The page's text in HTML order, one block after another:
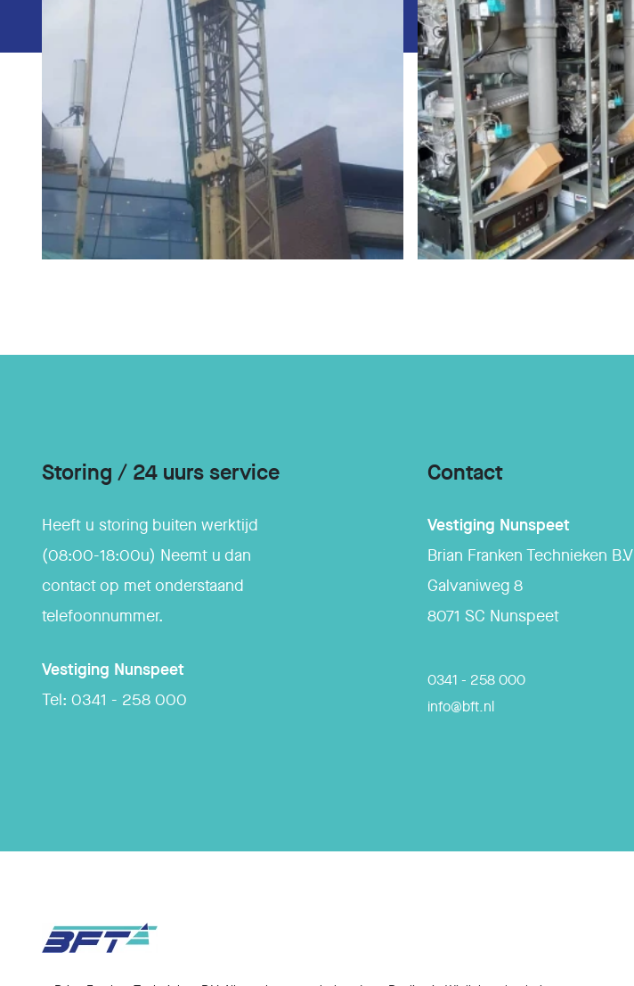
Storing / 24 uurs service
Heeft u storing buiten werktijd
(08:00-18:00u) Neemt u dan
contact op met onderstaand
telefoonnummer.
Vestiging Nunspeet
Tel: 0341 - 258 000
Contact
Vestiging Nunspeet
Brian Franken Technieken B.V
Galvaniweg 8
8071 SC Nunspeet
0341 - 258 000
info@bft.nl